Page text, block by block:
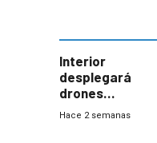
Interior
desplegará
drones
autónomos para
Hace 2 semanas